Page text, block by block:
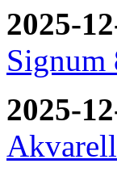
2025-
Signum
2025-